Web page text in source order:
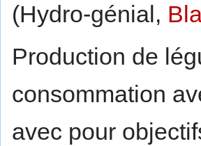
(Hydro-génial,
Production de
consommation
avec pour